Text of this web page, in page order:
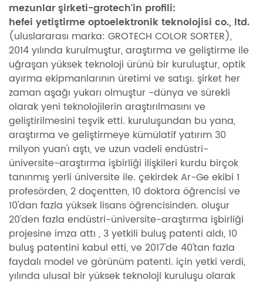
mezunlar şirketi-grotech'in profili:
hefei yetiştirme optoelektronik teknolojisi co., ltd.
(uluslararası marka: GROTECH COLOR SORTER),
2014 yılında kurulmuştur, araştırma ve geliştirme ile
uğraşan yüksek teknoloji ürünü bir kuruluştur, optik
ayırma ekipmanlarının üretimi ve satışı. şirket her
zaman aşağı yukarı olmuştur -dünya ve sürekli
olarak yeni teknolojilerin araştırılmasını ve
geliştirilmesini teşvik etti. kuruluşundan bu yana,
araştırma ve geliştirmeye kümülatif yatırım 30
milyon yuan'ı aştı, ve uzun vadeli endüstri-
üniversite-araştırma işbirliği ilişkileri kurdu birçok
tanınmış yerli üniversite ile. çekirdek Ar-Ge ekibi 1
profesörden, 2 doçentten, 10 doktora öğrencisi ve
10'dan fazla yüksek lisans öğrencisinden. oluşur
20'den fazla endüstri-üniversite-araştırma işbirliği
projesine imza attı , 3 yetkili buluş patenti aldı, 10
buluş patentini kabul etti, ve 2017'de 40'tan fazla
faydalı model ve görünüm patenti. için yetki verdi,
yılında ulusal bir yüksek teknoloji kuruluşu olarak